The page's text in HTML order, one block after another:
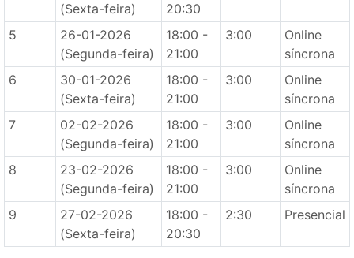
(Sexta-feira)
20:30
5
26-01-2026
(Segunda-feira)
18:00 -
21:00
3:00
Online
síncrona
6
30-01-2026
(Sexta-feira)
18:00 -
21:00
3:00
Online
síncrona
7
02-02-2026
(Segunda-feira)
18:00 -
21:00
3:00
Online
síncrona
8
23-02-2026
(Segunda-feira)
18:00 -
21:00
3:00
Online
síncrona
9
27-02-2026
(Sexta-feira)
18:00 -
20:30
2:30 Presencial